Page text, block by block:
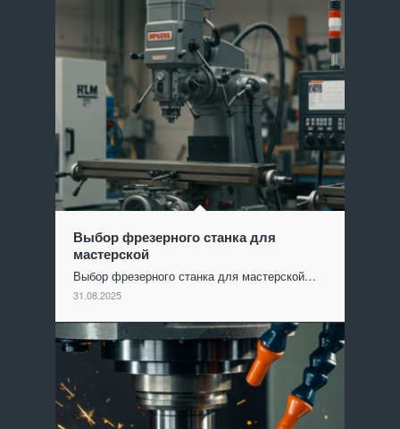
Выбор фрезерного станка для
мастерской
Выбор фрезерного станка для мастерской…
31.08.2025